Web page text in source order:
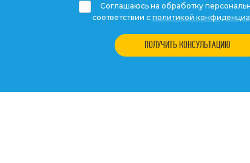
Соглашаюсь на обработку
соответствии с политикой
ПОЛУЧИТЬ КОНСУЛЬТАЦИЮ